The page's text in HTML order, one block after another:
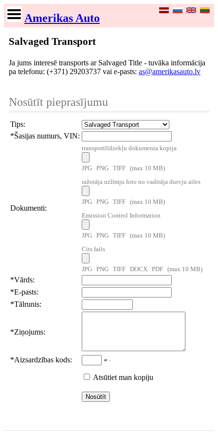
Amerikas Auto
Salvaged Transport
Ja jums interesē transports ar Salvaged Title - tuvāka informācija
pa telefonu: (+371) 29203737 vai e-pasts: as@amerikasauto.lv
Nosūtīt pieprasījumu
Tips:
*Šasijas numurs, VIN:
Dokumenti:
transportlīdzekļu dokumenta kopija
JPG PNG TIFF (max 10 MB)
ražotāja uzlīmju foto no vaditāja durvju ailes
JPG PNG TIFF (max 10 MB)
Emission Control Information
JPG PNG TIFF (max 10 MB)
Cits fails
JPG PNG TIFF DOCX PDF (max 10 MB)
*Vārds:
*E-pasts:
*Tālrunis:
*Ziņojums:
*Aizsardzības kods: «
Atsūtiet man kopiju